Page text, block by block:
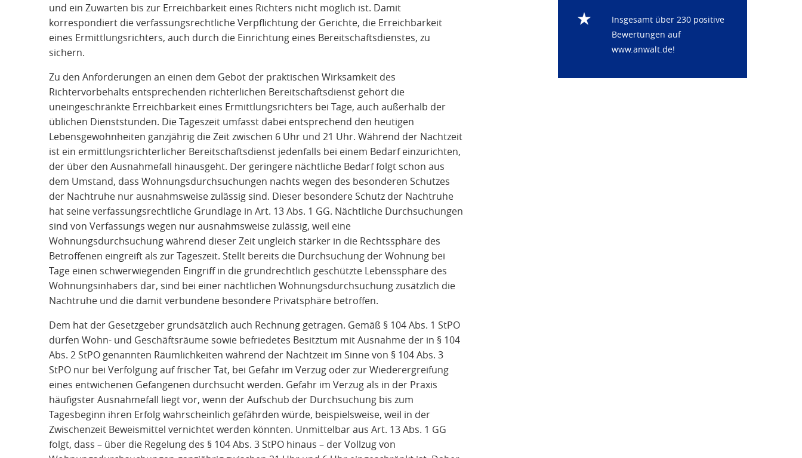
und ein Zuwarten bis zur Erreichbarkeit eines Richters nicht möglich ist. Damit
korrespondiert die verfassungsrechtliche Verpflichtung der Gerichte, die Erreichbarkeit
eines Ermittlungsrichters, auch durch die Einrichtung eines Bereitschaftsdienstes, zu
sichern.
Zu den Anforderungen an einen dem Gebot der praktischen Wirksamkeit des
Richtervorbehalts entsprechenden richterlichen Bereitschaftsdienst gehört die
uneingeschränkte Erreichbarkeit eines Ermittlungsrichters bei Tage, auch außerhalb der
üblichen Dienststunden. Die Tageszeit umfasst dabei entsprechend den heutigen
Lebensgewohnheiten ganzjährig die Zeit zwischen 6 Uhr und 21 Uhr. Während der Nachtzeit
ist ein ermittlungsrichterlicher Bereitschaftsdienst jedenfalls bei einem Bedarf einzurichten,
der über den Ausnahmefall hinausgeht. Der geringere nächtliche Bedarf folgt schon aus
dem Umstand, dass Wohnungsdurchsuchungen nachts wegen des besonderen Schutzes
der Nachtruhe nur ausnahmsweise zulässig sind. Dieser besondere Schutz der Nachtruhe
hat seine verfassungsrechtliche Grundlage in Art. 13 Abs. 1 GG. Nächtliche Durchsuchungen
sind von Verfassungs wegen nur ausnahmsweise zulässig, weil eine
Wohnungsdurchsuchung während dieser Zeit ungleich stärker in die Rechtssphäre des
Betroffenen eingreift als zur Tageszeit. Stellt bereits die Durchsuchung der Wohnung bei
Tage einen schwerwiegenden Eingriff in die grundrechtlich geschützte Lebenssphäre des
Wohnungsinhabers dar, sind bei einer nächtlichen Wohnungsdurchsuchung zusätzlich die
Nachtruhe und die damit verbundene besondere Privatsphäre betroffen.
Dem hat der Gesetzgeber grundsätzlich auch Rechnung getragen. Gemäß § 104 Abs. 1 StPO
dürfen Wohn- und Geschäftsräume sowie befriedetes Besitztum mit Ausnahme der in § 104
Abs. 2 StPO genannten Räumlichkeiten während der Nachtzeit im Sinne von § 104 Abs. 3
StPO nur bei Verfolgung auf frischer Tat, bei Gefahr im Verzug oder zur Wiederergreifung
eines entwichenen Gefangenen durchsucht werden. Gefahr im Verzug als in der Praxis
häufigster Ausnahmefall liegt vor, wenn der Aufschub der Durchsuchung bis zum
Tagesbeginn ihren Erfolg wahrscheinlich gefährden würde, beispielsweise, weil in der
Zwischenzeit Beweismittel vernichtet werden könnten. Unmittelbar aus Art. 13 Abs. 1 GG
folgt, dass – über die Regelung des § 104 Abs. 3 StPO hinaus – der Vollzug von
Insgesamt über 230 positive
Bewertungen auf
www.anwalt.de!